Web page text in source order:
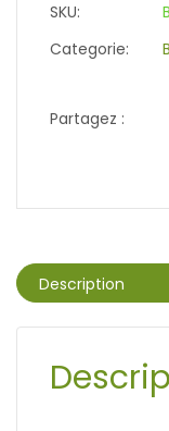
SKU:
Categorie:
Partagez :
Description